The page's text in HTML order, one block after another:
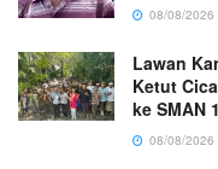
08/08/2026
Lawan
Ketut
ke SMAN
08/08/2026